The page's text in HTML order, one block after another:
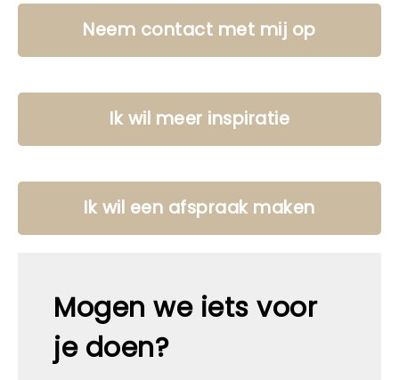
Neem contact met mij op
Ik wil meer inspiratie
Ik wil een afspraak maken
Mogen we iets voor
je doen?